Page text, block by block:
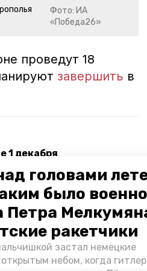
головами
было
Петра
ракетчики
застал немецкие
небом, когда
Фото: ИА
«Победа26»
проведут 18
завершить в
1 декабря
память